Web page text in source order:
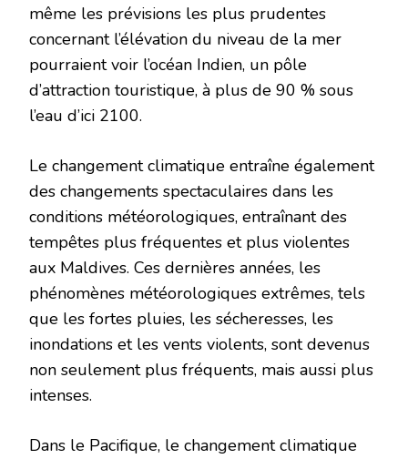
même les prévisions les plus prudentes
concernant l’élévation du niveau de la mer
pourraient voir l’océan Indien, un pôle
d’attraction touristique, à plus de 90 % sous
l’eau d’ici 2100.
Le changement climatique entraîne également
des changements spectaculaires dans les
conditions météorologiques, entraînant des
tempêtes plus fréquentes et plus violentes
aux Maldives. Ces dernières années, les
phénomènes météorologiques extrêmes, tels
que les fortes pluies, les sécheresses, les
inondations et les vents violents, sont devenus
non seulement plus fréquents, mais aussi plus
intenses.
Dans le Pacifique, le changement climatique